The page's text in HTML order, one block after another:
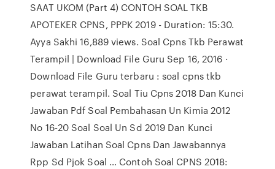
SAAT UKOM (Part 4) CONTOH SOAL TKB
APOTEKER CPNS, PPPK 2019 - Duration: 15:30.
Ayya Sakhi 16,889 views. Soal Cpns Tkb Perawat
Terampil | Download File Guru Sep 16, 2016 ·
Download File Guru terbaru : soal cpns tkb
perawat terampil. Soal Tiu Cpns 2018 Dan Kunci
Jawaban Pdf Soal Pembahasan Un Kimia 2012
No 16-20 Soal Soal Un Sd 2019 Dan Kunci
Jawaban Latihan Soal Cpns Dan Jawabannya
Rpp Sd Pjok Soal … Contoh Soal CPNS 2018: